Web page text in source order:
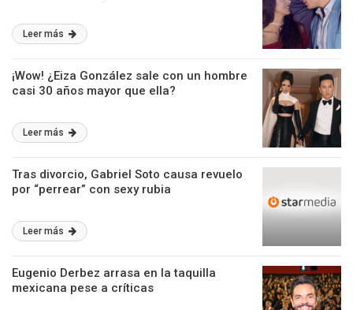
Leer más
¡Wow! ¿Eiza González sale con un hombre
casi 30 años mayor que ella?
Leer más
Tras divorcio, Gabriel Soto causa revuelo
por “perrear” con sexy rubia
Leer más
Eugenio Derbez arrasa en la taquilla
mexicana pese a críticas